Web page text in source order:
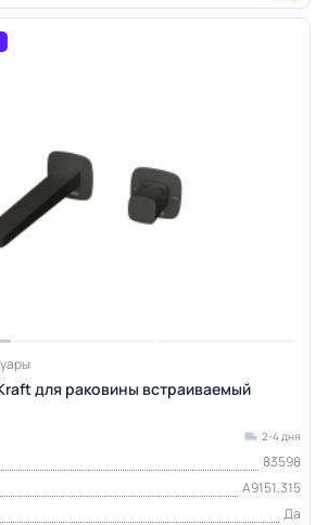
для раковины встраиваемый
2-4 дня
83598
A9151.315
Да